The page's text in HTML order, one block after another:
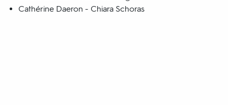
Cathérine Daeron - Chiara Schoras